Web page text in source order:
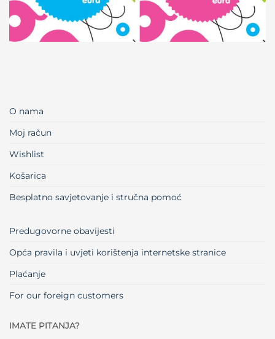
O nama
Moj račun
Wishlist
Košarica
Besplatno savjetovanje i stručna pomoć
Predugovorne obavijesti
Opća pravila i uvjeti korištenja internetske stranice
Plaćanje
For our foreign customers
IMATE PITANJA?